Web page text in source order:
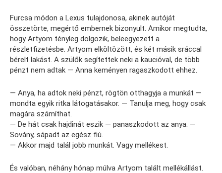
Furcsa módon a Lexus tulajdonosa, akinek autóját
összetörte, megértő embernek bizonyult. Amikor megtudta,
hogy Artyom tényleg dolgozik, beleegyezett a
részletfizetésbe. Artyom elköltözött, és két másik sráccal
bérelt lakást. A szülők segítettek neki a kaucióval, de több
pénzt nem adtak — Anna keményen ragaszkodott ehhez.
— Anya, ha adtok neki pénzt, rögtön otthagyja a munkát —
mondta egyik ritka látogatásakor. — Tanulja meg, hogy csak
magára számíthat.
— De hát csak hajdinát eszik — panaszkodott az anya. —
Sovány, sápadt az egész fiú.
— Akkor majd talál jobb munkát. Vagy mellékest.
És valóban, néhány hónap múlva Artyom talált mellékállást.